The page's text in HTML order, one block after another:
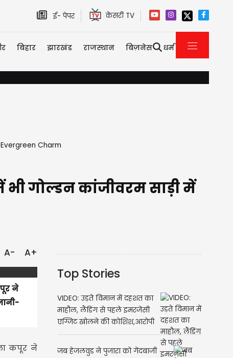
ई- पेपर केसरी TV
बिहार झारखंड राजस्थान बिज़नेस धर्म
Evergreen Charm
गोल्डन कांजीवरम साड़ी में
A- A+
ने
कपूर ने
Top Stories
VIDEO: उड़ते विमान में दहशत का
माहौल, लैंडिंग से पहले इमरजेंसी
एग्जिट खोलने की कोशिश,आरोपी
गिरफ्तार
जब हेजलवुड ने पुजारा को गेंदबाजी